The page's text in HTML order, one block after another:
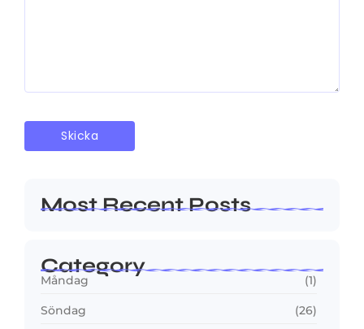
Most Recent Posts
Category
Måndag (1)
Söndag (26)